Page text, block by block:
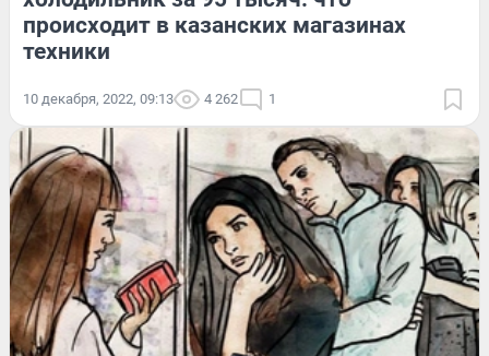
происходит в казанских магазинах
техники
10 декабря, 2022, 09:13 4 262 1